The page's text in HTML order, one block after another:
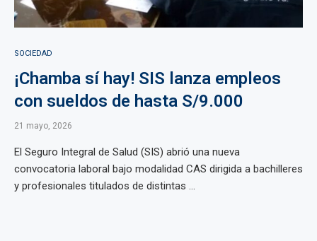
SOCIEDAD
¡Chamba sí hay! SIS lanza empleos
con sueldos de hasta S/9.000
21 mayo, 2026
El Seguro Integral de Salud (SIS) abrió una nueva
convocatoria laboral bajo modalidad CAS dirigida a bachilleres
y profesionales titulados de distintas ...